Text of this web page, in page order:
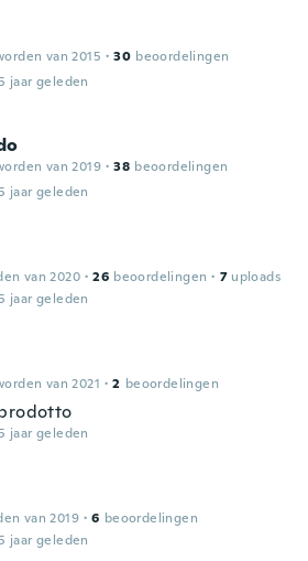
van 2015 · 30 beoordelingen
jaar geleden
van 2019 · 38 beoordelingen
jaar geleden
van 2020 · 26 beoordelingen · 7 uploads
jaar geleden
van 2021 · 2 beoordelingen
jaar geleden
van 2019 · 6 beoordelingen
jaar geleden